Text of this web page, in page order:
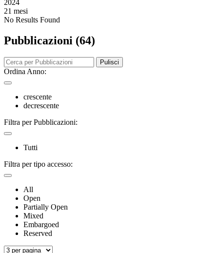
2024
21 mesi
No Results Found
Pubblicazioni (64)
Pulisci
Ordina Anno:
crescente
decrescente
Filtra per Pubblicazioni:
Tutti
Filtra per tipo accesso:
All
Open
Partially Open
Mixed
Embargoed
Reserved